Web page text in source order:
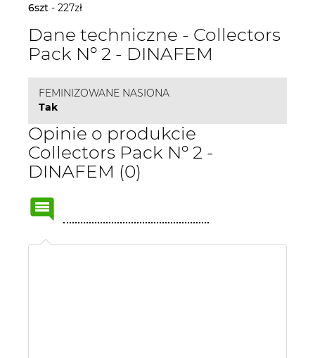
6szt - 227zł
Dane techniczne - Collectors
Pack Nº 2 - DINAFEM
FEMINIZOWANE NASIONA
Tak
Opinie o produkcie
Collectors Pack Nº 2 -
DINAFEM (0)